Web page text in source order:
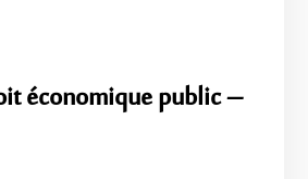
économique public –